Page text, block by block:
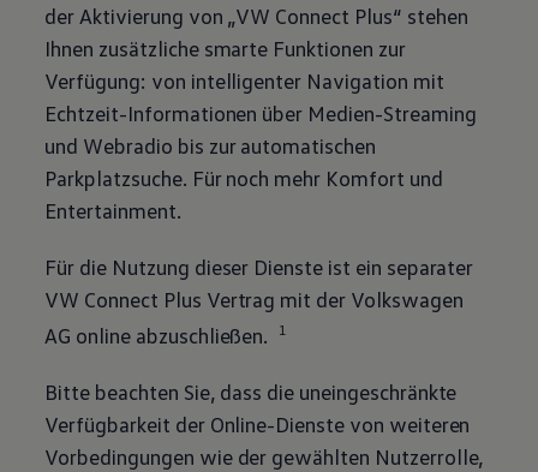
der Aktivierung von „VW Connect Plus“ stehen
Ihnen zusätzliche smarte Funktionen zur
Verfügung: von intelligenter Navigation mit
Echtzeit-Informationen über Medien-Streaming
und Webradio bis zur automatischen
Parkplatzsuche. Für noch mehr Komfort und
Entertainment.
Für die Nutzung dieser Dienste ist ein separater
VW Connect Plus Vertrag mit der Volkswagen
AG online abzuschließen.
1
Bitte beachten Sie, dass die uneingeschränkte
Verfügbarkeit der Online-Dienste von weiteren
Vorbedingungen wie der gewählten Nutzerrolle,